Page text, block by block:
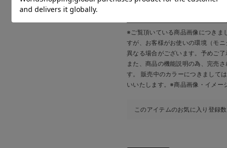
※ご覧頂いている商品画像につきま
すが、 お客様がお使いの環境（モ
異なる場合がございます。予めご了
また、商品の機能説明の為、完売
す。 販売中のカラーにつきまして
いいたします。 ※商品画像・イメー
このアイテムのお気に入り登録数